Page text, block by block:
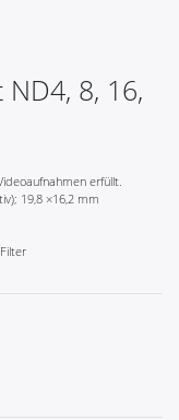
8, 16,
erfüllt.
19,8 ×16,2 mm